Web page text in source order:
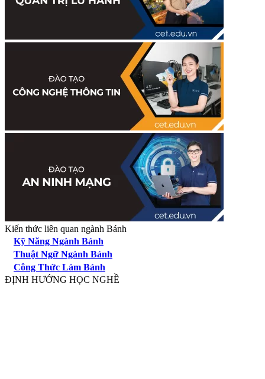
Kiến thức liên quan ngành Bánh
Kỹ Năng Ngành Bánh
Thuật Ngữ Ngành Bánh
Công Thức Làm Bánh
ĐỊNH HƯỚNG HỌC NGHỀ